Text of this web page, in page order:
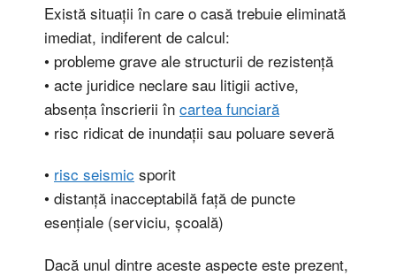
Există situații în care o casă trebuie eliminată
imediat, indiferent de calcul:
• probleme grave ale structurii de rezistență
• acte juridice neclare sau litigii active,
absența înscrierii în cartea funciară
• risc ridicat de inundații sau poluare severă
• risc seismic sporit
• distanță inacceptabilă față de puncte
esențiale (serviciu, școală)
Dacă unul dintre aceste aspecte este prezent,